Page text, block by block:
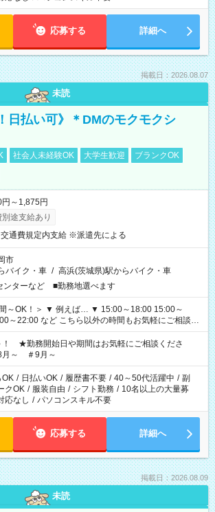
応募する 詳細へ
掲載日：2026.08.07
未読
日払い可》＊DMのモクモクシ
社会人未経験OK 大学生歓迎
ブランクOK
～1,875円
途支給あり
通費規定内支給 ※派遣先による
市
バイク・車 / 高浜(茨城県)駅からバイク・車
ンターなど ■勤務地選べます
ば… ▼ 15:00～18:00 15:00～
ちら以外の時間もお気軽にご相談く
！ ★勤務開始日や期間はお気軽にご相談くださ
～ ＃9月～
OK / 日払いOK / 履歴書不要 / 40～50代活躍中 / 副
クOK / 服装自由 / シフト勤務 / 10名以上の大量募
応なし / パソコンスキル不要
応募する 詳細へ
掲載日：2026.08.09
未読